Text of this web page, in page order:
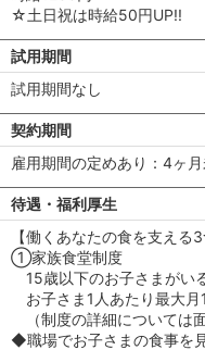
☆土日祝は時給50円UP!!
試用期間
試用期間なし
契約期間
雇用期間の定めあり：4ヶ月
待遇・福利厚生
【働くあなたの食を支える3
①家族食堂制度
15歳以下のお子さまがい
お子さま1人あたり最大月
（制度の詳細については
◆職場でお子さまの食事を